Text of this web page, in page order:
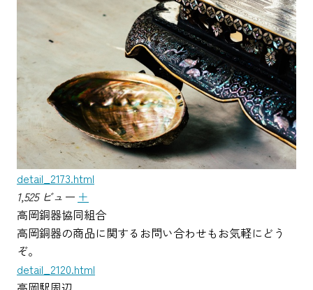
detail_2173.html
1,525 ビュー ＋
高岡銅器協同組合
高岡銅器の商品に関するお問い合わせもお気軽にどう
ぞ。
detail_2120.html